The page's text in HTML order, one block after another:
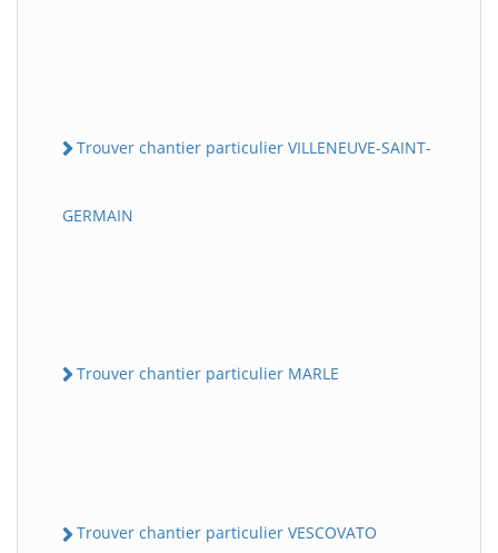
Trouver chantier particulier VILLENEUVE-SAINT-
GERMAIN
Trouver chantier particulier MARLE
Trouver chantier particulier VESCOVATO